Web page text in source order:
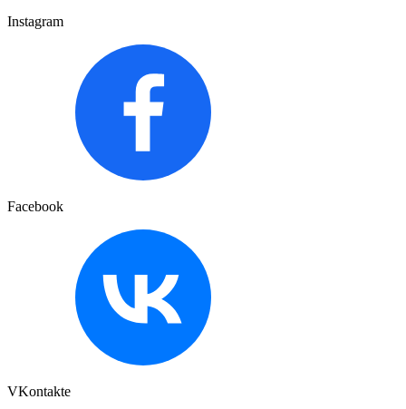
Instagram
Facebook
VKontakte